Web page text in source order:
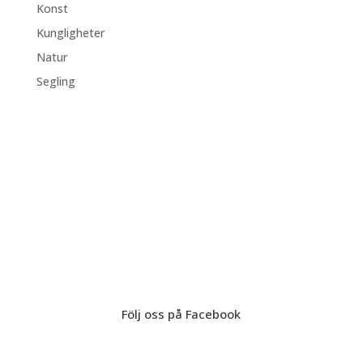
Konst
Kungligheter
Natur
Segling
Följ oss på Facebook